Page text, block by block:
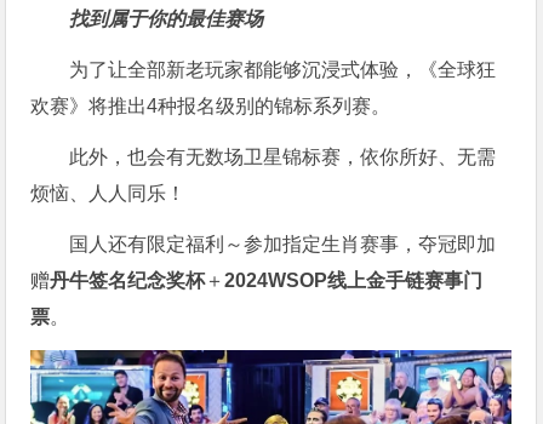
找到属于你的最佳赛场
为了让全部新老玩家都能够沉浸式体验，《全球狂
欢赛》将推出4种报名级别的锦标系列赛。
此外，也会有无数场卫星锦标赛，依你所好、无需
烦恼、人人同乐！
国人还有限定福利～参加指定生肖赛事，夺冠即加
赠丹牛签名纪念奖杯＋2024WSOP线上金手链赛事门
票。